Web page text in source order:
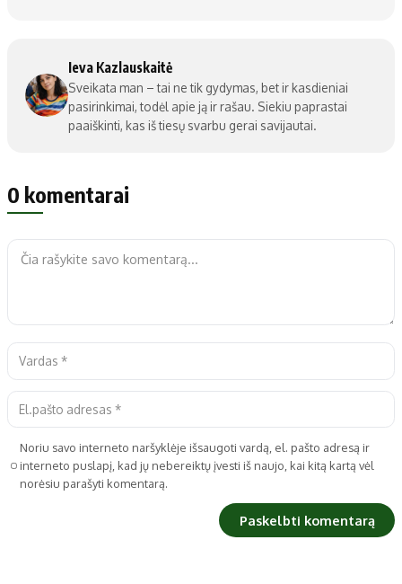
Ieva Kazlauskaitė
Sveikata man – tai ne tik gydymas, bet ir kasdieniai
pasirinkimai, todėl apie ją ir rašau. Siekiu paprastai
paaiškinti, kas iš tiesų svarbu gerai savijautai.
0 komentarai
Noriu savo interneto naršyklėje išsaugoti vardą, el. pašto adresą ir
interneto puslapį, kad jų nebereiktų įvesti iš naujo, kai kitą kartą vėl
norėsiu parašyti komentarą.